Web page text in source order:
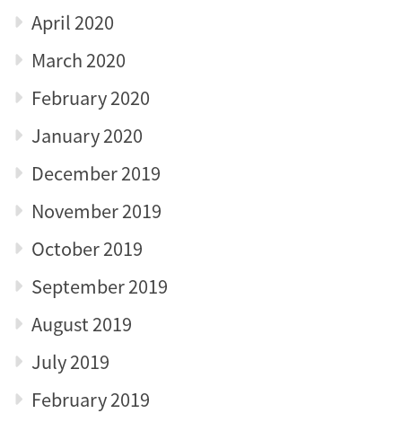
April 2020
March 2020
February 2020
January 2020
December 2019
November 2019
October 2019
September 2019
August 2019
July 2019
February 2019